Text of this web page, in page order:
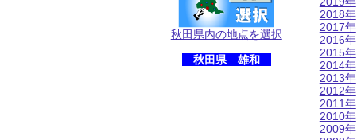
秋田県内の地点を選択
秋田県 雄和
2018年
2017年
2016年
2015年
2014年
2013年
2012年
2011年
2010年
2009年